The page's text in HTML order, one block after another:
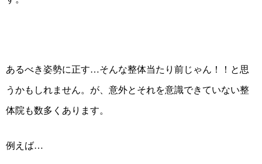
あるべき姿勢に正す…そんな整体当たり前じゃん！！と思
うかもしれません。が、意外とそれを意識できていない整
体院も数多くあります。
例えば…